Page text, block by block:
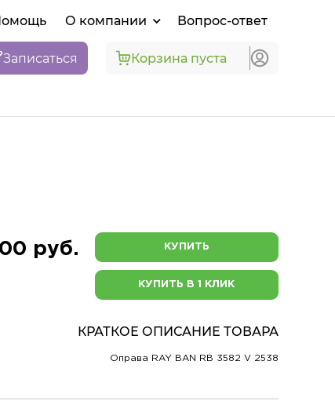
О компании Вопрос-ответ
Записаться Корзина пуста
руб. КУПИТЬ
КУПИТЬ В 1 КЛИК
КРАТКОЕ ОПИСАНИЕ ТОВАРА
Оправа RAY BAN RB 3582 V 2538